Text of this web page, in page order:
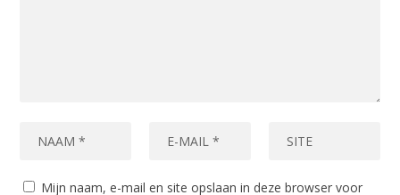
Mijn naam, e-mail en site opslaan in deze browser voor